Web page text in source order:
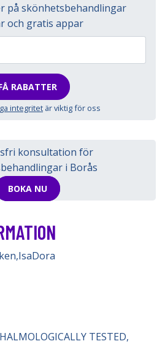
på skönhetsbehandlingar
och gratis appar
RABATTER
integritet är viktig för oss
konsultation för
i Borås
BOKA NU
,IsaDora
TESTED,